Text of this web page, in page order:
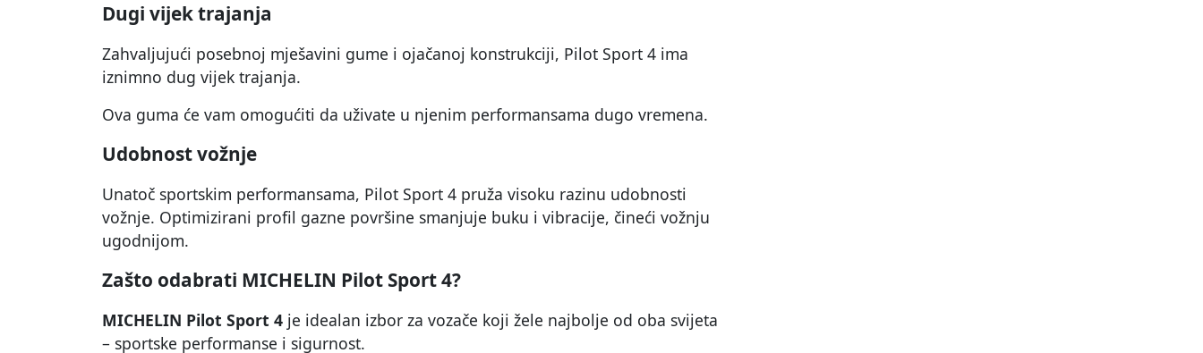
Dugi vijek trajanja
Zahvaljujući posebnoj mješavini gume i ojačanoj konstrukciji, Pilot Sport 4 ima
iznimno dug vijek trajanja.
Ova guma će vam omogućiti da uživate u njenim performansama dugo vremena.
Udobnost vožnje
Unatoč sportskim performansama, Pilot Sport 4 pruža visoku razinu udobnosti
vožnje. Optimizirani profil gazne površine smanjuje buku i vibracije, čineći vožnju
ugodnijom.
Zašto odabrati MICHELIN Pilot Sport 4?
MICHELIN Pilot Sport 4 je idealan izbor za vozače koji žele najbolje od oba svijeta
– sportske performanse i sigurnost.